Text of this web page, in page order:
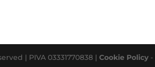
| PIVA 03331770838 | Cookie Policy-